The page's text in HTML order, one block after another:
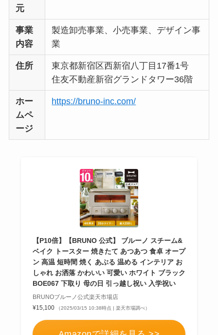
元
事業
内容
製造卸売事業、小売事業、デザイン事
業
住所
東京都新宿区西新宿八丁目17番1号
住友不動産新宿グランドタワー36階
ホー
ムペ
ージ
https://bruno-inc.com/
【P10倍】【BRUNO 公式】 ブルーノ スチーム&
ベイク トースター 焼きたて あつあつ 食卓 オープ
ン 高温 短時間 焼く あぶる 温める インテリア お
しゃれ お洒落 かわいい 可愛い ホワイト ブラック
BOE067 下取り 母の日 引っ越し祝い 入学祝い
BRUNOブルーノ公式楽天市場店
¥15,100
（2025/03/15 10:38時点 | 楽天市場調べ）